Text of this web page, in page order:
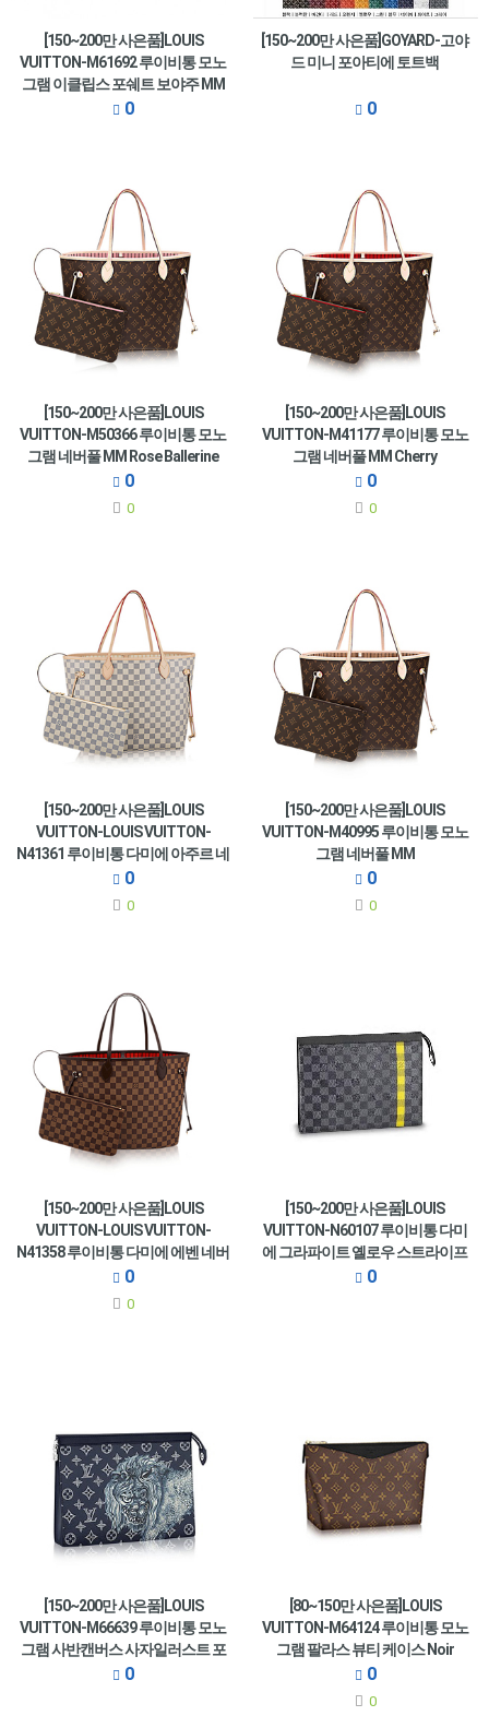
[150~200만 사은품]LOUIS
VUITTON-M61692 루이비통 모노
그램 이클립스 포쉐트 보야주 MM
0
[150~200만 사은품]GOYARD-고야
드 미니 포아티에 토트백
0
[150~200만 사은품]LOUIS
VUITTON-M50366 루이비통 모노
그램 네버풀 MM Rose Ballerine
0
0
[150~200만 사은품]LOUIS
VUITTON-M41177 루이비통 모노
그램 네버풀 MM Cherry
0
0
[150~200만 사은품]LOUIS
VUITTON-LOUIS VUITTON-
N41361 루이비통 다미에 아주르 네
버풀 MM
0
0
[150~200만 사은품]LOUIS
VUITTON-M40995 루이비통 모노
그램 네버풀 MM
0
0
[150~200만 사은품]LOUIS
VUITTON-LOUIS VUITTON-
N41358 루이비통 다미에 에벤 네버
풀 MM
0
0
[150~200만 사은품]LOUIS
VUITTON-N60107 루이비통 다미
에 그라파이트 옐로우 스트라이프
포쉐트 보야주 MM
0
[150~200만 사은품]LOUIS
VUITTON-M66639 루이비통 모노
그램 사반캔버스 사자일러스트 포
쉐트 보야주 MM
0
[80~150만 사은품]LOUIS
VUITTON-M64124 루이비통 모노
그램 팔라스 뷰티 케이스 Noir
0
0